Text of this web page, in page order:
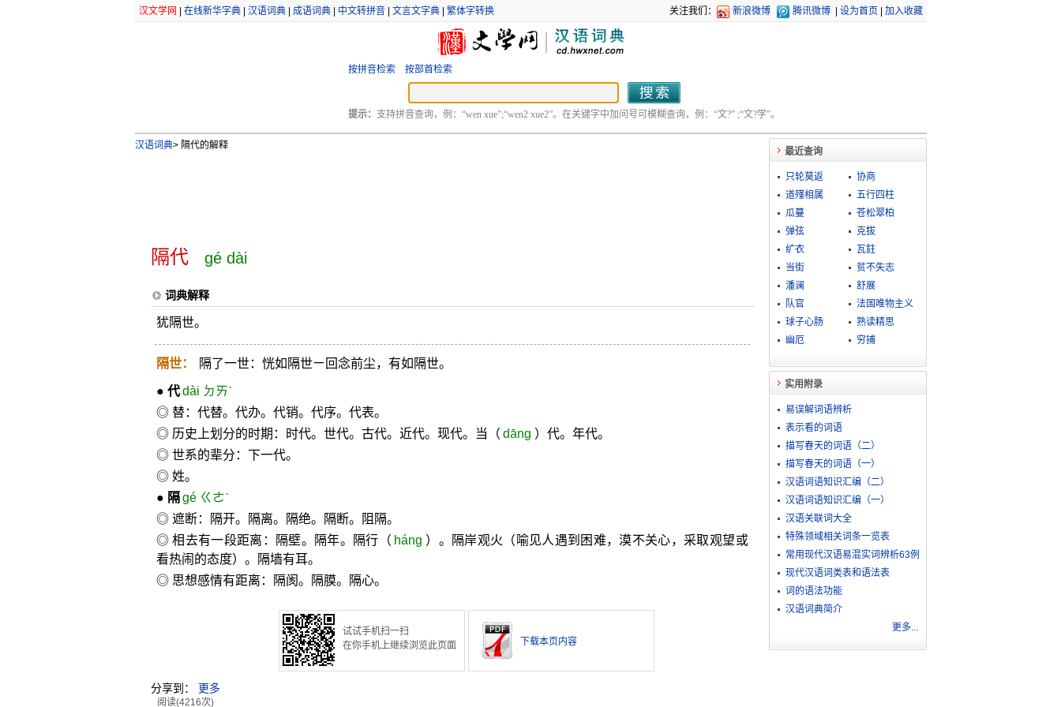
汉文学网 在线新华字典| 汉语词典| 成语词典| 中文转拼音| 文言文字典| 繁体字转换 关注我们： 新浪微博 腾讯微博 设为首页 加入收藏
按拼音检索 按部首检索
提示： 支持拼音查询，例：“wen xue”;“wen2 xue2”。在关键字中加问号可模糊查询，例：“文?” ;“文?学”。
汉语词典>隔代的解释
隔代 gé dài
词典解释
犹隔世。
隔世： 隔了一世：恍如隔世ㄧ回念前尘，有如隔世。
● 代 dài ㄉㄞˋ
◎ 替：代替。代办。代销。代序。代表。
◎ 历史上划分的时期：时代。世代。古代。近代。现代。当（ dāng ）代。年代。
◎ 世系的辈分：下一代。
◎ 姓。
● 隔 gé ㄍㄜˊ
◎ 遮断：隔开。隔离。隔绝。隔断。阻隔。
◎ 相去有一段距离：隔壁。隔年。隔行（ háng ）。隔岸观火（喻见人遇到困难，漠不关心，采取观望或
看热闹的态度）。隔墙有耳。
◎ 思想感情有距离：隔阂。隔膜。隔心。
试试手机扫一扫
在你手机上继续浏览此页面
下载本页内容
分享到： 更多
阅读(4216次)
最近查询
只轮莫返
协商
道殣相属
五行四柱
瓜蔓
苍松翠柏
弹弦
克拔
纩衣
瓦鉒
当街
贫不失志
潘澜
舒展
队官
法国唯物主义
球子心肠
熟读精思
幽厄
穷捕
实用附录
易误解词语辨析
表示看的词语
描写春天的词语（二）
描写春天的词语（一）
汉语词语知识汇编（二）
汉语词语知识汇编（一）
汉语关联词大全
特殊领域相关词条一览表
常用现代汉语易混实词辨析63例
现代汉语词类表和语法表
词的语法功能
汉语词典简介
更多...